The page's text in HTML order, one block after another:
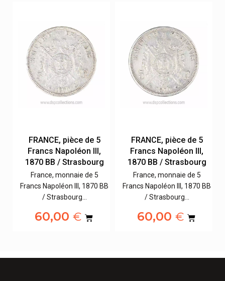
FRANCE, pièce de 5
Francs Napoléon III,
1870 BB / Strasbourg
France, monnaie de 5
Francs Napoléon III, 1870 BB
/ Strasbourg…
60,00 €
FRANCE, pièce de 5
Francs Napoléon III,
1870 BB / Strasbourg
France, monnaie de 5
Francs Napoléon III, 1870 BB
/ Strasbourg…
60,00 €